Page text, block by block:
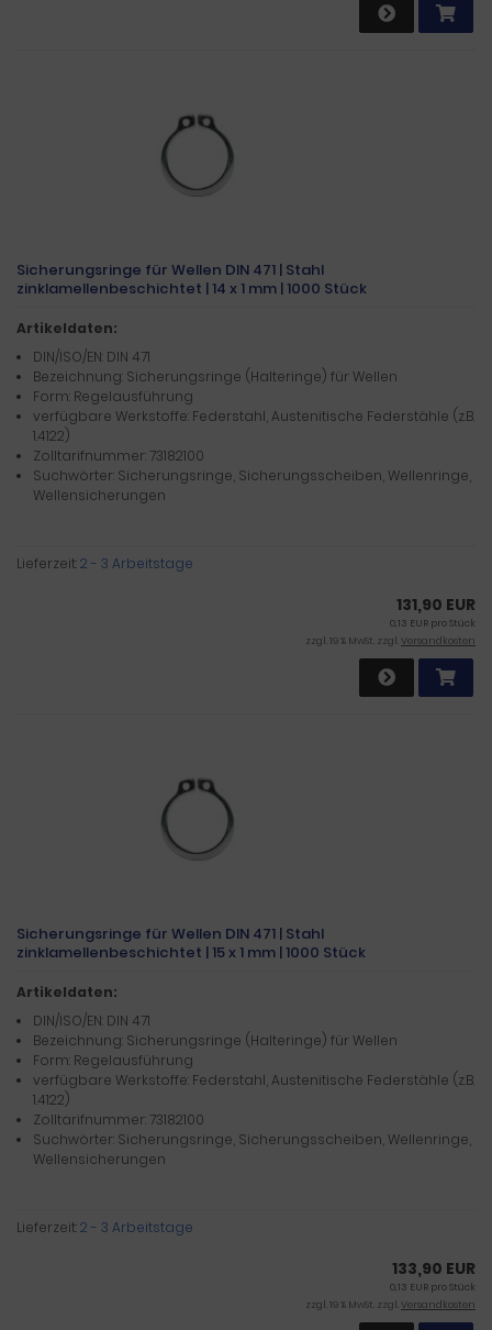
Sicherungsringe für Wellen DIN 471 | Stahl
zinklamellenbeschichtet | 14 x 1 mm | 1000 Stück
Artikeldaten:
DIN/ISO/EN: DIN 471
Bezeichnung: Sicherungsringe (Halteringe) für Wellen
Form: Regelausführung
verfügbare Werkstoffe: Federstahl, Austenitische Federstähle (z.B.
1.4122)
Zolltarifnummer: 73182100
Suchwörter: Sicherungsringe, Sicherungsscheiben, Wellenringe,
Wellensicherungen
Lieferzeit:2 - 3 Arbeitstage
131,90 EUR
0,13 EUR pro Stück
zzgl. 19 % MwSt. zzgl.Versandkosten
Sicherungsringe für Wellen DIN 471 | Stahl
zinklamellenbeschichtet | 15 x 1 mm | 1000 Stück
Artikeldaten:
DIN/ISO/EN: DIN 471
Bezeichnung: Sicherungsringe (Halteringe) für Wellen
Form: Regelausführung
verfügbare Werkstoffe: Federstahl, Austenitische Federstähle (z.B.
1.4122)
Zolltarifnummer: 73182100
Suchwörter: Sicherungsringe, Sicherungsscheiben, Wellenringe,
Wellensicherungen
Lieferzeit:2 - 3 Arbeitstage
133,90 EUR
0,13 EUR pro Stück
zzgl. 19 % MwSt. zzgl.Versandkosten